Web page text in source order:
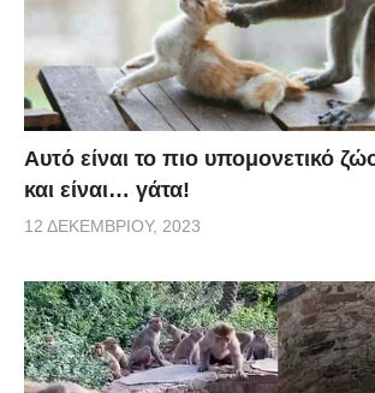
Αυτό είναι το πιο υπομονετικό
και είναι… γάτα!
12 ΔΕΚΕΜΒΡΊΟΥ, 2023